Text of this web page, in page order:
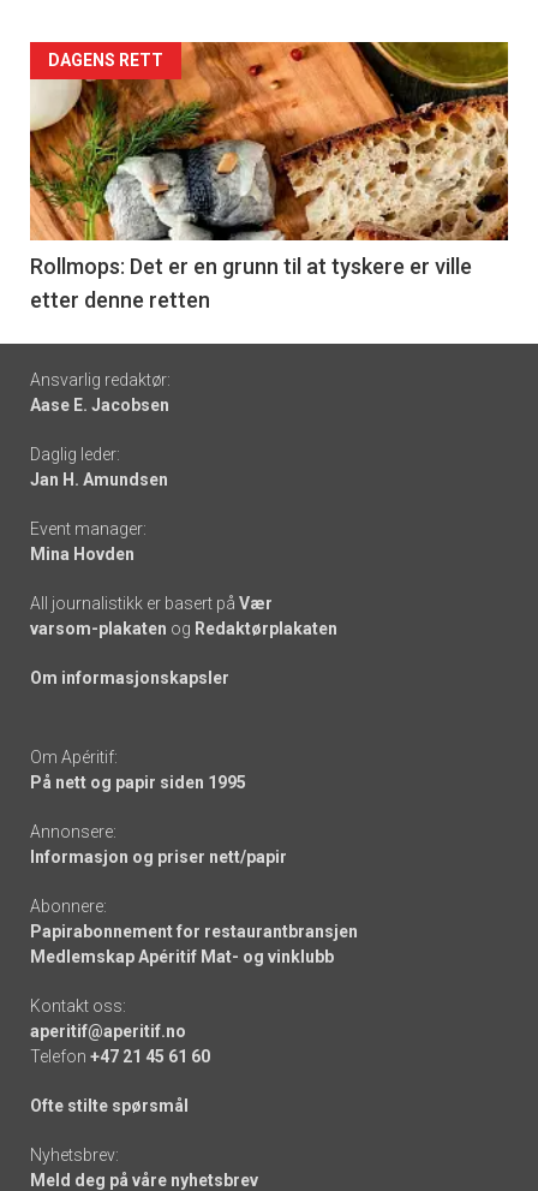
Forsiden
akkurat
nå
-
6
DAGENS RETT
Rollmops: Det er en grunn til at tyskere er ville
etter denne retten
Footer
-
links
Ansvarlig redaktør:
Aase E. Jacobsen
Daglig leder:
Jan H. Amundsen
Event manager:
Mina Hovden
All journalistikk er basert på Vær
varsom-plakaten og Redaktørplakaten
Om informasjonskapsler
Om Apéritif:
På nett og papir siden 1995
Annonsere:
Informasjon og priser nett/papir
Abonnere:
Papirabonnement for restaurantbransjen
Medlemskap Apéritif Mat- og vinklubb
Kontakt oss:
aperitif@aperitif.no
Telefon +47 21 45 61 60
Ofte stilte spørsmål
Nyhetsbrev:
Meld deg på våre nyhetsbrev